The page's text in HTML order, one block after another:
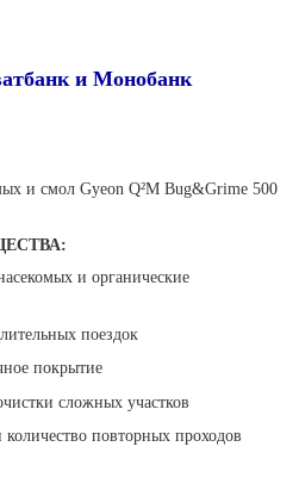
и Монобанк
и смол Gyeon Q²M Bug&Grime 500
и органические
поездок
покрытие
сложных участков
повторных проходов